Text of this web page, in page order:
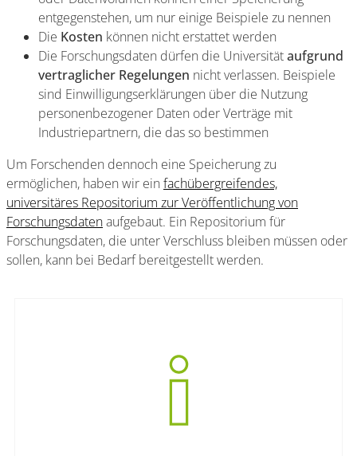
entgegenstehen, um nur einige Beispiele zu nennen
Die Kosten können nicht erstattet werden
Die Forschungsdaten dürfen die Universitätaufgrund
vertraglicher Regelungen nicht verlassen. Beispiele
sind Einwilligungserklärungen über die Nutzung
personenbezogener Daten oder Verträge mit
Industriepartnern, die das so bestimmen
Um Forschenden dennoch eine Speicherung zu
ermöglichen, haben wir ein fachübergreifendes,
universitäres Repositorium zur Veröffentlichung von
Forschungsdatenaufgebaut. Ein Repositorium für
Forschungsdaten, die unter Verschluss bleiben müssen oder
sollen, kann bei Bedarf bereitgestellt werden.